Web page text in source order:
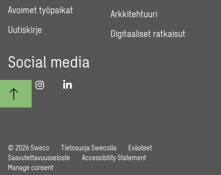
Avoimet työpaikat
Uutiskirje
Arkkitehtuuri
Digitaaliset ratkaisut
Social media
© 2026 Sweco Tietosuoja Swecolla
Evästeet
Saavutettavuusseloste
Accessibility Statement
Manage consent